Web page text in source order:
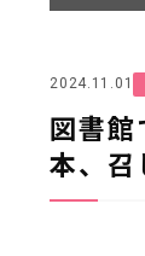
2024.11.01
図書
本、召